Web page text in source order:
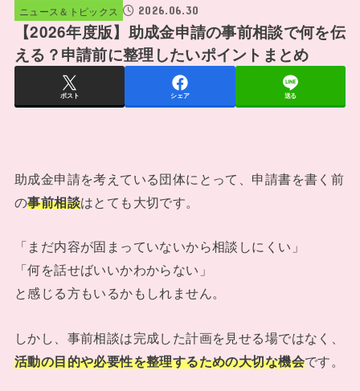
ニュース＆トピックス 2026.06.30
【2026年度版】助成金申請の事前相談で何を伝
える？申請前に整理したいポイントまとめ
ポスト シェア 送る
助成金申請を考えている団体にとって、申請書を書く前
の事前相談はとても大切です。
「まだ内容が固まっていないから相談しにくい」
「何を話せばいいかわからない」
と感じる方もいるかもしれません。
しかし、事前相談は完成した計画を見せる場ではなく、
活動の目的や必要性を整理するための大切な機会です。